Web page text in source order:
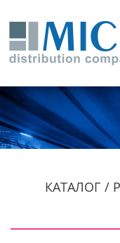
КАТАЛОГ /